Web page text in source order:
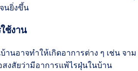
นยิ่งขึ้น
ช้งาน
านอาจทำให้เกิดอาการต่าง ๆ เช่น
สงสัยว่ามีอาการแพ้ไรฝุ่นในบ้าน